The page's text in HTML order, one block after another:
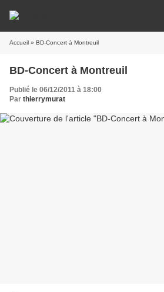
Accueil » BD-Concert à Montreuil
BD-Concert à Montreuil
Publié le 06/12/2011 à 18:00
Par thierrymurat